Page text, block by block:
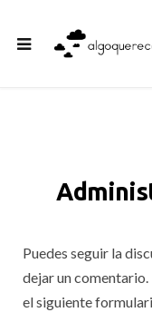
Puedes seguir la
dejar un
el siguiente